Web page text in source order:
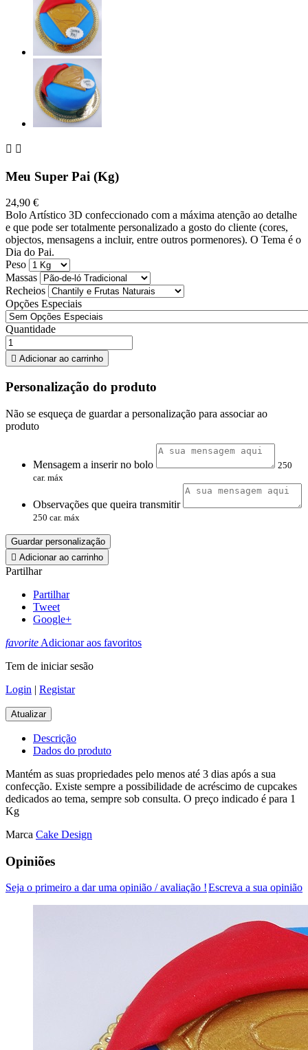
 
Meu Super Pai (Kg)
24,90 €
Bolo Artístico 3D confeccionado com a máxima atenção ao detalhe
e que pode ser totalmente personalizado a gosto do cliente (cores,
objectos, mensagens a incluir, entre outros pormenores). O Tema é o
Dia do Pai.
Peso
Massas
Recheios
Opções Especiais
Quantidade
 Adicionar ao carrinho
Personalização do produto
Não se esqueça de guardar a personalização para associar ao
produto
Mensagem a inserir no bolo
250
car. máx
Observações que queira transmitir
250 car. máx
Guardar personalização
 Adicionar ao carrinho
Partilhar
Partilhar
Tweet
Google+
favorite Adicionar aos favoritos
Tem de iniciar sesão
Login | Registar
Descrição
Dados do produto
Mantém as suas propriedades pelo menos até 3 dias após a sua
confecção. Existe sempre a possibilidade de acréscimo de cupcakes
dedicados ao tema, sempre sob consulta. O preço indicado é para 1
Kg
Marca Cake Design
Opiniões
Escreva a sua opinião
Seja o primeiro a dar uma opinião / avaliação !